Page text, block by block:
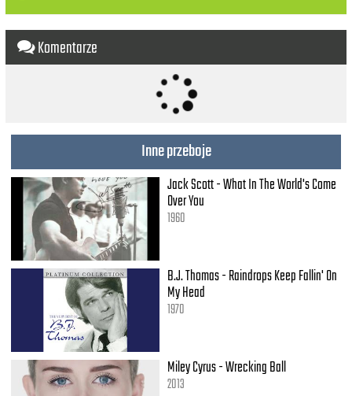
Taken my speech
Taken my hearing
Taken my arms
Taken my legs
Komentarze
Inne przeboje
Jack Scott - What In The World's Come
Over You
1960
B.J. Thomas - Raindrops Keep Fallin' On
My Head
1970
Miley Cyrus - Wrecking Ball
2013